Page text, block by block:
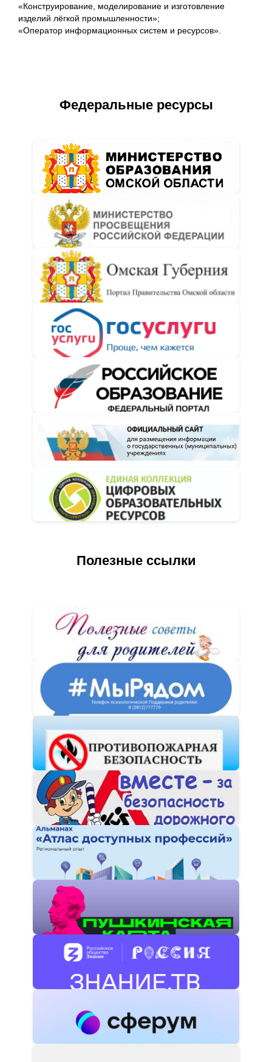
«Конструирование, моделирование и изготовление
изделий лёгкой промышленности»;
«Оператор информационных систем и ресурсов».
Федеральные ресурсы
Полезные ссылки